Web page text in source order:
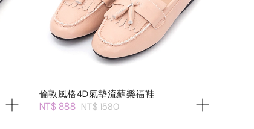
倫敦風格4D氣墊流蘇樂福鞋
NT$ 888 NT$ 1580